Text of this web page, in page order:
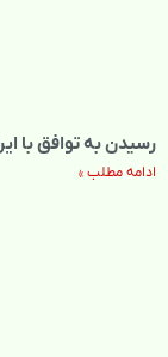
رسیدن به توافق با
ادامه مطلب »